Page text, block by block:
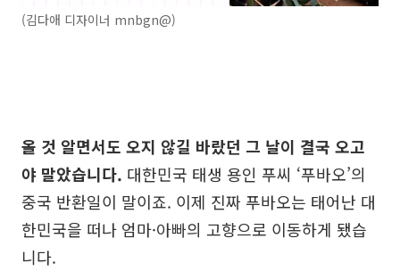
(김다애 디자이너 mnbgn@)
올 것 알면서도 오지 않길 바랐던 그 날이 결국 오고
야 말았습니다. 대한민국 태생 용인 푸씨 ‘푸바오’의
중국 반환일이 말이죠. 이제 진짜 푸바오는 태어난 대
한민국을 떠나 엄마·아빠의 고향으로 이동하게 됐습
니다.